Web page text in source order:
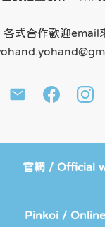
各式合作歡迎email
官網 / Official
Pinkoi /